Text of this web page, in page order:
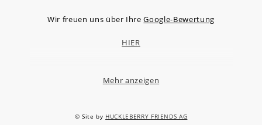
Wir freuen uns über IhreGoogle-Bewertung
HIER
Niederstedter Weg 13A – 17, 61348 Bad Homburg v.d.H.
Mehr anzeigen
© Site by HUCKLEBERRY FRIENDS AG